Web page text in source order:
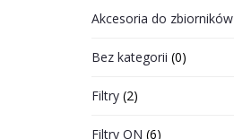
Akcesoria do zbiorników
Bez kategorii (0)
Filtry (2)
Filtry ON (6)